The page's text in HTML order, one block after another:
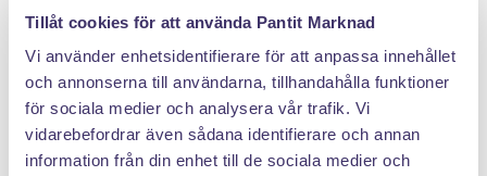
Tillåt cookies för att använda Pantit Marknad
Vi använder enhetsidentifierare för att anpassa innehållet
och annonserna till användarna, tillhandahålla funktioner
för sociala medier och analysera vår trafik. Vi
vidarebefordrar även sådana identifierare och annan
information från din enhet till de sociala medier och